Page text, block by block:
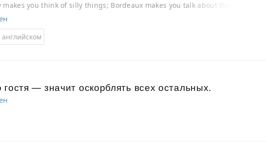
you think of silly things; Bordeaux makes you talk about them,
do them.
— значит оскорблять всех остальных.